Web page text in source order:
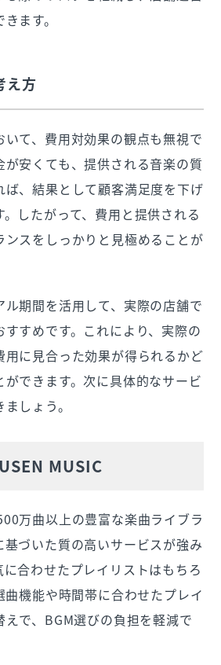
ます。
え方
て、費用対効果の観点も無視で
が安くても、提供される音楽の質
ば、結果として顧客満足度を下げ
したがって、費用と提供される
ンスをしっかりと見極めることが
ル期間を活用して、実際の店舗で
すめです。これにより、実際の
に見合った効果が得られるかど
できます。次に具体的なサービ
しょう。
MUSIC
万曲以上の豊富な楽曲ライブラ
基づいた質の高いサービスが強み
合わせたプレイリストはもちろ
機能や時間帯に合わせたプレイ
えで、BGM選びの負担を軽減で